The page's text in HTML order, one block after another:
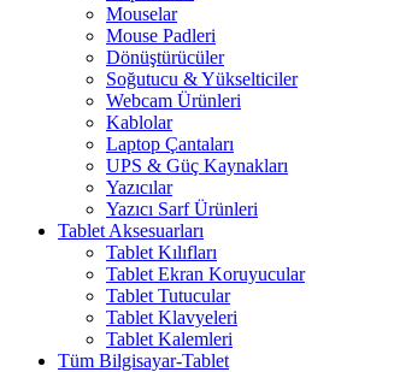
Mouselar
Mouse Padleri
Dönüştürücüler
Soğutucu & Yükselticiler
Webcam Ürünleri
Kablolar
Laptop Çantaları
UPS & Güç Kaynakları
Yazıcılar
Yazıcı Sarf Ürünleri
Tablet Aksesuarları
Tablet Kılıfları
Tablet Ekran Koruyucular
Tablet Tutucular
Tablet Klavyeleri
Tablet Kalemleri
Tüm Bilgisayar-Tablet